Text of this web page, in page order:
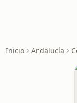
Inicio Andalucía